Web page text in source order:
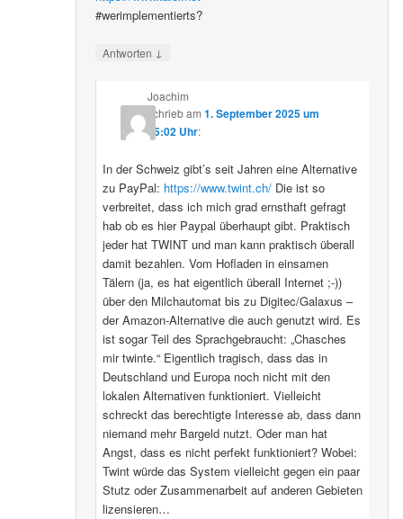
#werimplementierts?
Antworten ↓
Joachim
schriebam 1. September 2025 um
15:02 Uhr:
In der Schweiz gibt’s seit Jahren eine Alternative
zu PayPal: https://www.twint.ch/Die ist so
verbreitet, dass ich mich grad ernsthaft gefragt
hab ob es hier Paypal überhaupt gibt. Praktisch
jeder hat TWINT und man kann praktisch überall
damit bezahlen. Vom Hofladen in einsamen
Tälern (ja, es hat eigentlich überall Internet ;-))
über den Milchautomat bis zu Digitec/Galaxus –
der Amazon-Alternative die auch genutzt wird. Es
ist sogar Teil des Sprachgebraucht: „Chasches
mir twinte.“ Eigentlich tragisch, dass das in
Deutschland und Europa noch nicht mit den
lokalen Alternativen funktioniert. Vielleicht
schreckt das berechtigte Interesse ab, dass dann
niemand mehr Bargeld nutzt. Oder man hat
Angst, dass es nicht perfekt funktioniert? Wobei:
Twint würde das System vielleicht gegen ein paar
Stutz oder Zusammenarbeit auf anderen Gebieten
lizensieren…